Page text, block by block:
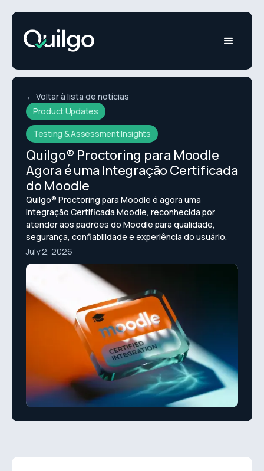
← Voltar à lista de notícias
Product Updates
Testing & Assessment Insights
Quilgo® Proctoring para Moodle
Agora é uma Integração Certificada
do Moodle
Quilgo® Proctoring para Moodle é agora uma
Integração Certificada Moodle, reconhecida por
atender aos padrões do Moodle para qualidade,
segurança, confiabilidade e experiência do usuário.
July 2, 2026